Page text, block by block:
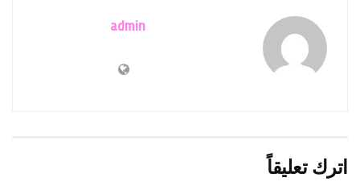
admin
اترك تعليقاً